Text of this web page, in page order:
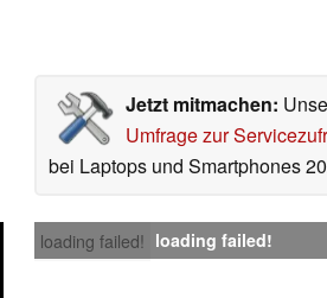
Jetzt mitmachen:
Umfrage zur
bei Laptops und Smartphones
loading failed! loading failed!